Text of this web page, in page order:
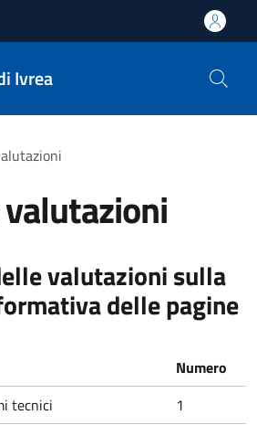
Ivrea
valutazioni sulla
delle pagine
Numero
tecnici
1